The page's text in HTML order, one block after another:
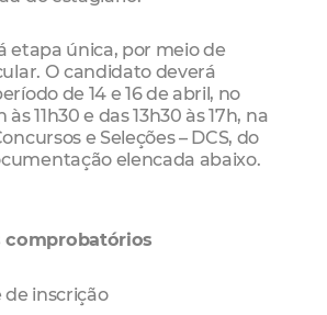
etapa única, por meio de
O candidato deverá
de 14 e 16 de abril, no
11h30 e das 13h30 às 17h, na
e Seleções – DCS, do
elencada abaixo.
comprobatórios
inscrição